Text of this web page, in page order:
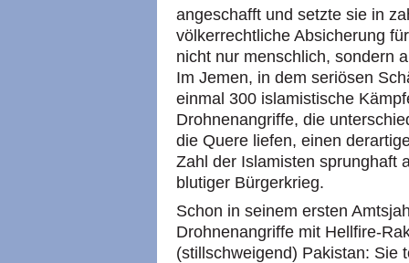
angeschafft und setzte sie in
völkerrechtliche Absicherung
nicht nur menschlich, sondern
Im Jemen, in dem seriösen
einmal 300 islamistische
Drohnenangriffe, die
die Quere liefen, einen
Zahl der Islamisten sprunghaft
blutiger Bürgerkrieg.
Schon in seinem ersten
Drohnenangriffe mit Hellfire-
(stillschweigend) Pakistan: Sie